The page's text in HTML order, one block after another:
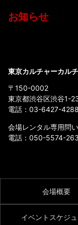
お知らせ
東京カルチャーカル
〒150-0002
東京都渋谷区渋谷1-
電話： 03-6427-4288
会場レンタル専用問
電話： 050-5574-
会場概要
イベントスケジ